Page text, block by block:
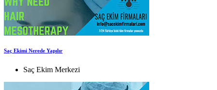
Saç Ekimi Nerede Yapılır
Saç Ekim Merkezi